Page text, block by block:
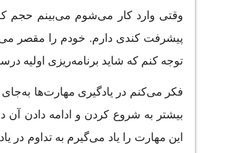
وقتی وارد کار می‌شوم می‌بینم حجم
پیشرفت کندی دارم. خودم را مقصر
توجه کنم که شاید برنامه‌ریزی اولیه
فکر می‌کنم در یادگیری مهارت‌ها به‌جای
بیشتر به شروع کردن و ادامه دادن آن
این مهارت را یاد می‌گیرم به تداوم